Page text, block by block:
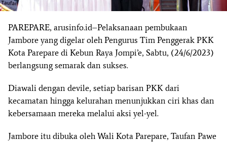
PAREPARE, arusinfo.id–Pelaksanaan pembukaan
Jambore yang digelar oleh Pengurus Tim Penggerak PKK
Kota Parepare di Kebun Raya Jompi’e, Sabtu, (24/6/2023)
berlangsung semarak dan sukses.
Diawali dengan devile, setiap barisan PKK dari
kecamatan hingga kelurahan menunjukkan ciri khas dan
kebersamaan mereka melalui aksi yel-yel.
Jambore itu dibuka oleh Wali Kota Parepare, Taufan Pawe